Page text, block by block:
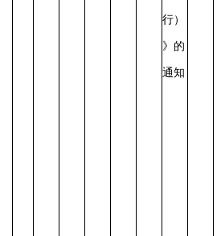
行）
》的
通知